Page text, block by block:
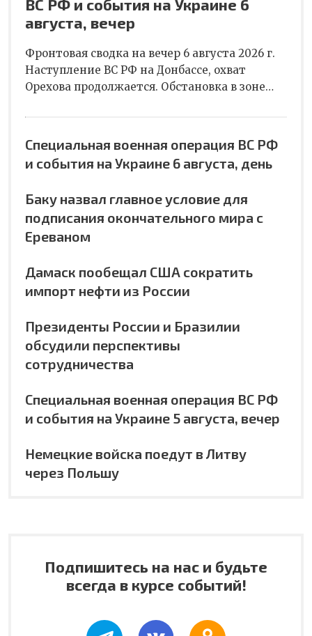
ВС РФ и события на Украине 6
августа, вечер
Фронтовая сводка на вечер 6 августа 2026 г.
Наступление ВС РФ на Донбассе, охват
Орехова продолжается. Обстановка в зоне…
Специальная военная операция ВС РФ
и события на Украине 6 августа, день
Баку назвал главное условие для
подписания окончательного мира с
Ереваном
Дамаск пообещал США сократить
импорт нефти из России
Президенты России и Бразилии
обсудили перспективы
сотрудничества
Специальная военная операция ВС РФ
и события на Украине 5 августа, вечер
Немецкие войска поедут в Литву
через Польшу
Подпишитесь на нас и будьте
всегда в курсе событий!